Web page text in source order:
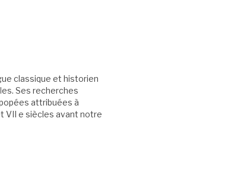
classique et historien
Ses recherches
attribuées à
VII e siècles avant notre